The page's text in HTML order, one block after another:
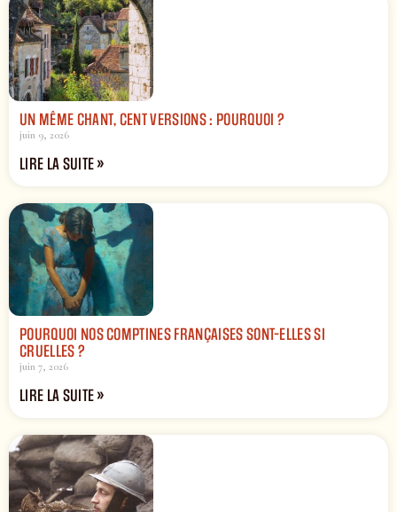
UN MÊME CHANT, CENT VERSIONS : POURQUOI ?
juin 9, 2026
LIRE LA SUITE »
POURQUOI NOS COMPTINES FRANÇAISES SONT-ELLES SI
CRUELLES ?
juin 7, 2026
LIRE LA SUITE »